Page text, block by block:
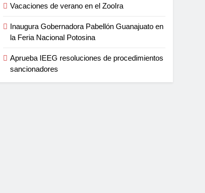
Vacaciones de verano en el ZooIra
Inaugura Gobernadora Pabellón Guanajuato en
la Feria Nacional Potosina
Aprueba IEEG resoluciones de procedimientos
sancionadores